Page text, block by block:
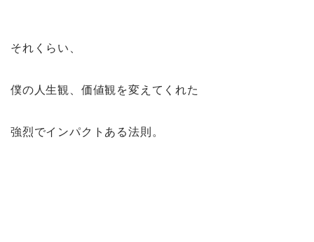
それくらい、
僕の人生観、価値観を変えてくれた
強烈でインパクトある法則。